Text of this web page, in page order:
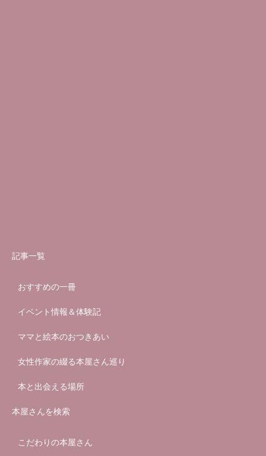
記事一覧
おすすめの一冊
イベント情報＆体験記
ママと絵本のおつきあい
女性作家の綴る本屋さん巡り
本と出会える場所
本屋さんを検索
こだわりの本屋さん